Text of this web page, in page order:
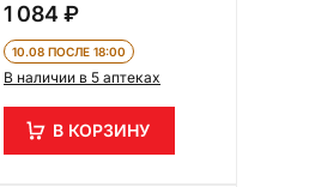
1 084 ₽
10.08 ПОСЛЕ 18:00
В наличии в 5 аптеках
В КОРЗИНУ